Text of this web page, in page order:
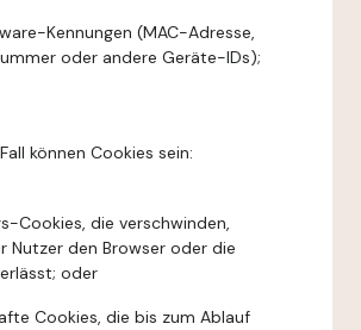
Kennungen (MAC-Adresse,
oder andere Geräte-IDs);
können Cookies sein:
Cookies, die verschwinden,
Nutzer den Browser oder die
oder
Cookies, die bis zum Ablauf